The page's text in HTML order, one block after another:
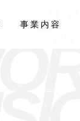
事業内容
A